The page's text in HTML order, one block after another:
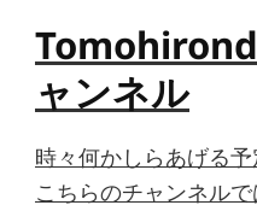
ャンネル
時々何かしらあげる予
こちらのチャンネル